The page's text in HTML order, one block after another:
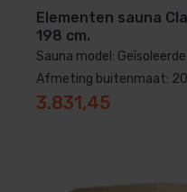
Elementen sauna
198 cm.
Sauna model:
Afmeting buitenmaat:
3.831,45